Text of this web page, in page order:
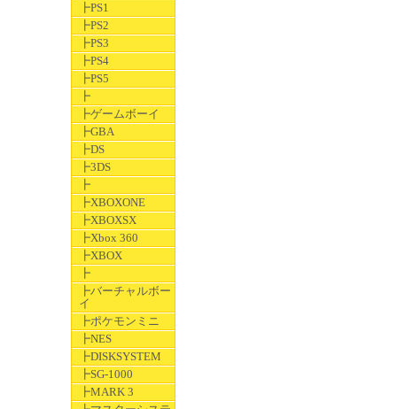
┣PS1
┣PS2
┣PS3
┣PS4
┣PS5
┣
┣ゲームボーイ
┣GBA
┣DS
┣3DS
┣
┣XBOXONE
┣XBOXSX
┣Xbox 360
┣XBOX
┣
┣バーチャルボー
イ
┣ポケモンミニ
┣NES
┣DISKSYSTEM
┣SG-1000
┣MARK 3